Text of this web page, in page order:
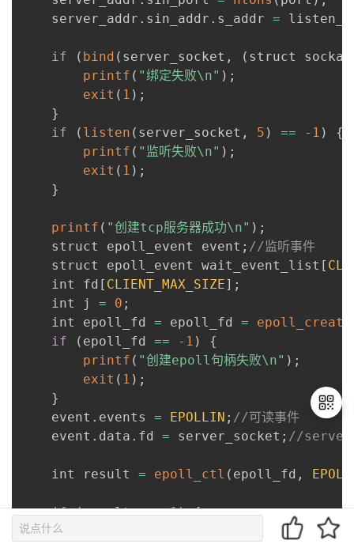
    server_addr
. sin_addr . s_addr =
if ( bind ( server_socket , ( struct
printf ( "绑定失败\n" ) ;
exit ( 1 ) ;
}
if
( listen ( server_socket , 5 ) == - 1 )
{
printf ( "监听失败\n" ) ;
exit ( 1 ) ;
}
printf ( "创建tcp服务器成功\n" ) ;
    struct epoll_event event
; //监听事件
    struct epoll_event wait_event_list
[
    int fd
[ CLIENT_MAX_SIZE] ;
    int j
= 0 ;
    int epoll_fd
= epoll_fd = epoll_create
if
( epoll_fd == - 1 )
{
printf ( "创建epoll句柄失败\n" ) ;
exit ( 1 ) ;
}
    event
. events = EPOLLIN ; //可读事件
    event
. data . fd = server_socket ; //
    int result
= epoll_ctl ( epoll_fd ,
if (result == -1) {
"注册epoll 事件失败\n" );